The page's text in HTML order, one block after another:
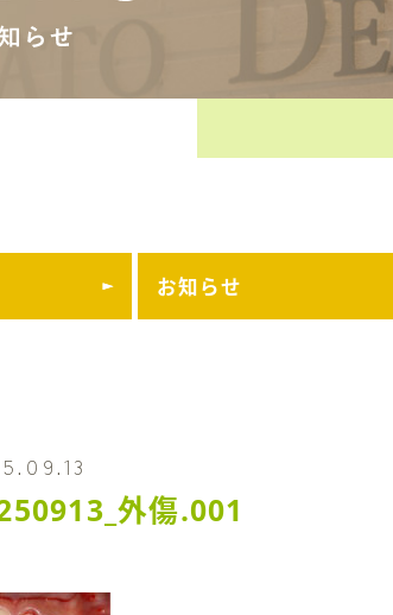
お知らせ
外傷.‎001